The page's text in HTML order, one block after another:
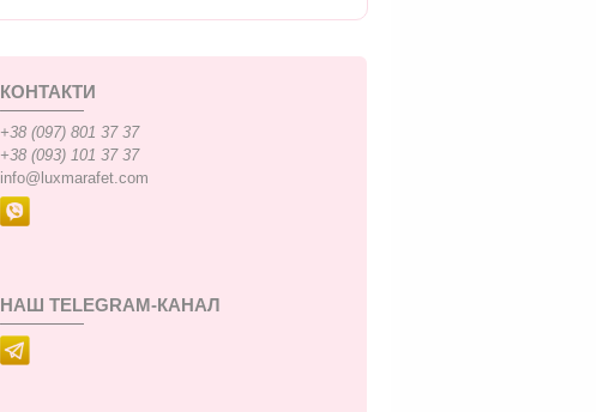
КОНТАКТИ
+38 (097) 801 37 37
+38 (093) 101 37 37
info@luxmarafet.com
НАШ TELEGRAM-КАНАЛ